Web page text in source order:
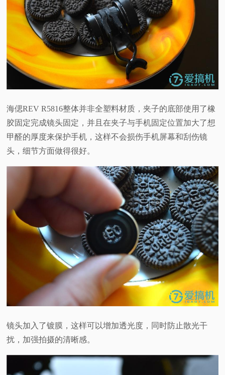
海偲REV R5816整体并非全塑料材质，夹子的底部使用了橡
胶固定完成镜头固定，并且在夹子与手机固定位置加大了想
甲醛的厚度来保护手机，这样不会损伤手机屏幕和刮伤镜
头，细节方面做得很好。
镜头加入了镀膜，这样可以增加透光度，同时防止散光干
扰，加强拍摄的清晰感。